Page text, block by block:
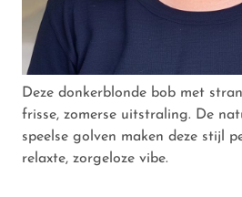
Deze donkerblonde bob met
frisse, zomerse uitstraling. De
speelse golven maken deze stijl
relaxte, zorgeloze vibe.